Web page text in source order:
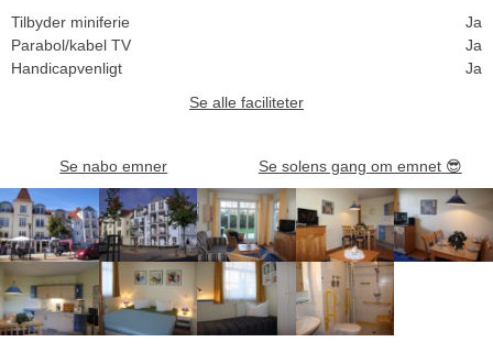
Tilbyder miniferie
Ja
Parabol/kabel TV
Ja
Handicapvenligt
Ja
Se alle faciliteter
Se nabo emner Se solens gang om emnet 😎